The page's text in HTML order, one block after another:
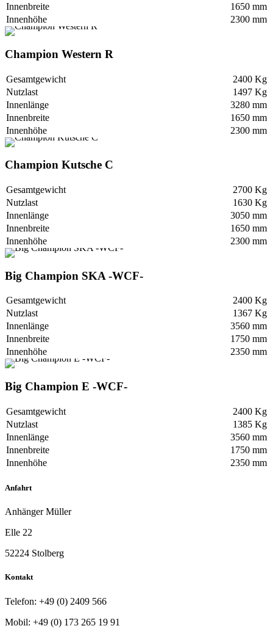
Innenbreite
1650 mm
Innenhöhe
2300 mm
Champion Western R
Gesamtgewicht
2400 Kg
Nutzlast
1497 Kg
Innenlänge
3280 mm
Innenbreite
1650 mm
Innenhöhe
2300 mm
Champion Kutsche C
Gesamtgewicht
2700 Kg
Nutzlast
1630 Kg
Innenlänge
3050 mm
Innenbreite
1650 mm
Innenhöhe
2300 mm
Big Champion SKA -WCF-
Gesamtgewicht
2400 Kg
Nutzlast
1367 Kg
Innenlänge
3560 mm
Innenbreite
1750 mm
Innenhöhe
2350 mm
Big Champion E -WCF-
Gesamtgewicht
2400 Kg
Nutzlast
1385 Kg
Innenlänge
3560 mm
Innenbreite
1750 mm
Innenhöhe
2350 mm
Anfahrt
Anhänger Müller
Elle 22
52224 Stolberg
Kontakt
Telefon: +49 (0) 2409 566
Mobil: +49 (0) 173 265 19 91